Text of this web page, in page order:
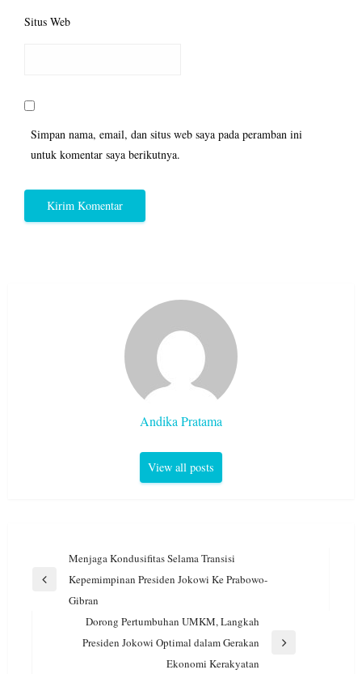
Situs Web
Simpan nama, email, dan situs web saya pada peramban ini
untuk komentar saya berikutnya.
Andika Pratama
View all posts
Navigasi
pos
Menjaga Kondusifitas Selama Transisi
Kepemimpinan Presiden Jokowi Ke Prabowo-
Gibran
Dorong Pertumbuhan UMKM, Langkah
Presiden Jokowi Optimal dalam Gerakan
Ekonomi Kerakyatan